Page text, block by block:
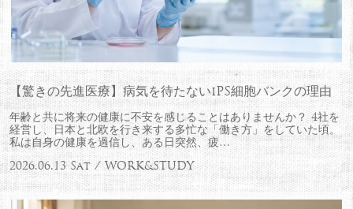
【驚きの先進医療】病気を待たないiPS細胞バンクの理由
年齢と共に将来の健康に不安を感じることはありませんか？ 4社を
経営し、日本と北欧を行き来する多忙な「働き方」をしていた頃。
私は自身の健康を過信し、ある日突然、疲…
2026.06.13 Sat / WORK&STUDY